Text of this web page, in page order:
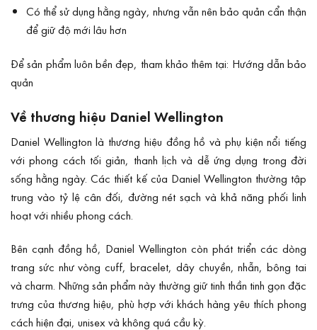
Có thể sử dụng hằng ngày, nhưng vẫn nên bảo quản cẩn thận
để giữ độ mới lâu hơn
Để sản phẩm luôn bền đẹp, tham khảo thêm tại: Hướng dẫn bảo
quản
Về thương hiệu Daniel Wellington
Daniel Wellington là thương hiệu đồng hồ và phụ kiện nổi tiếng
với phong cách tối giản, thanh lịch và dễ ứng dụng trong đời
sống hằng ngày. Các thiết kế của Daniel Wellington thường tập
trung vào tỷ lệ cân đối, đường nét sạch và khả năng phối linh
hoạt với nhiều phong cách.
Bên cạnh đồng hồ, Daniel Wellington còn phát triển các dòng
trang sức như vòng cuff, bracelet, dây chuyền, nhẫn, bông tai
và charm. Những sản phẩm này thường giữ tinh thần tinh gọn đặc
trưng của thương hiệu, phù hợp với khách hàng yêu thích phong
cách hiện đại, unisex và không quá cầu kỳ.